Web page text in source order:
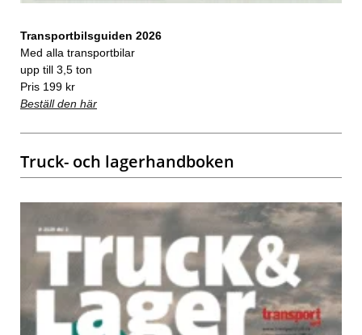
Transportbilsguiden 2026
Med alla transportbilar
upp till 3,5 ton
Pris 199 kr
Beställ den här
Truck- och lagerhandboken